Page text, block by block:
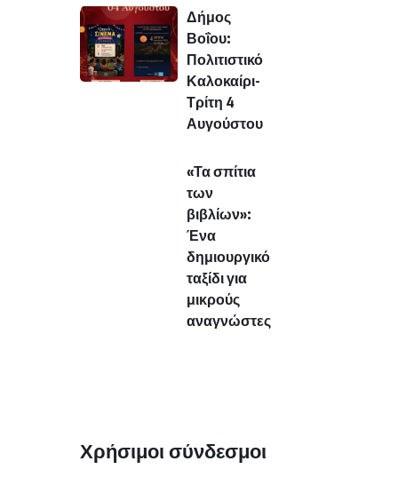
Δήμος
Βοΐου:
Πολιτιστικό
Καλοκαίρι-
Τρίτη 4
Αυγούστου
«Τα σπίτια
των
βιβλίων»:
Ένα
δημιουργικό
ταξίδι για
μικρούς
αναγνώστες
Χρήσιμοι σύνδεσμοι